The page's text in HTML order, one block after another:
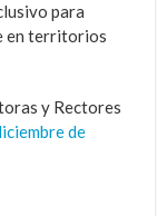
para
en territorios
y Rectores
de